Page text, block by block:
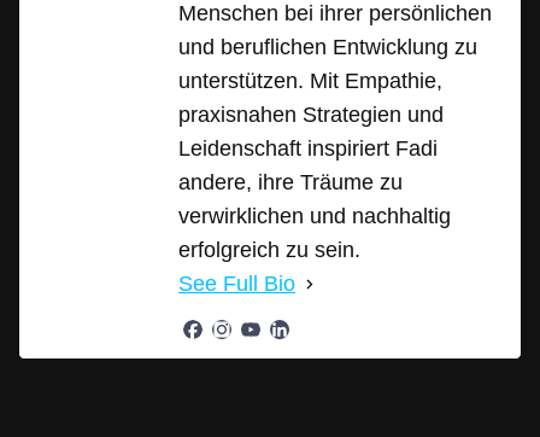
Menschen bei ihrer persönlichen
und beruflichen Entwicklung zu
unterstützen. Mit Empathie,
praxisnahen Strategien und
Leidenschaft inspiriert Fadi
andere, ihre Träume zu
verwirklichen und nachhaltig
erfolgreich zu sein.
See Full Bio